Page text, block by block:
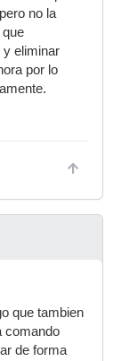
no la
que
y eliminar
por lo
que tambien
comando
de forma